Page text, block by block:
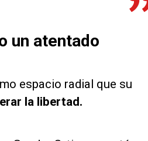
un atentado
espacio radial que su
la libertad.